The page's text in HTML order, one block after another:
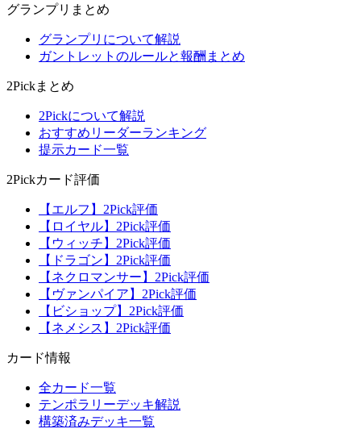
グランプリまとめ
グランプリについて解説
ガントレットのルールと報酬まとめ
2Pickまとめ
2Pickについて解説
おすすめリーダーランキング
提示カード一覧
2Pickカード評価
【エルフ】2Pick評価
【ロイヤル】2Pick評価
【ウィッチ】2Pick評価
【ドラゴン】2Pick評価
【ネクロマンサー】2Pick評価
【ヴァンパイア】2Pick評価
【ビショップ】2Pick評価
【ネメシス】2Pick評価
カード情報
全カード一覧
テンポラリーデッキ解説
構築済みデッキ一覧